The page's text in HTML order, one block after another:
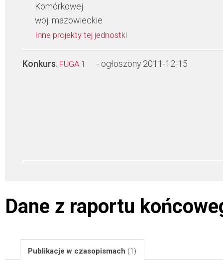
Komórkowej
woj. mazowieckie
Inne projekty tej jednostki
Konkurs: FUGA 1 - ogłoszony 2011-12-15
Dane z raportu
Publikacje w czasopismach (1)